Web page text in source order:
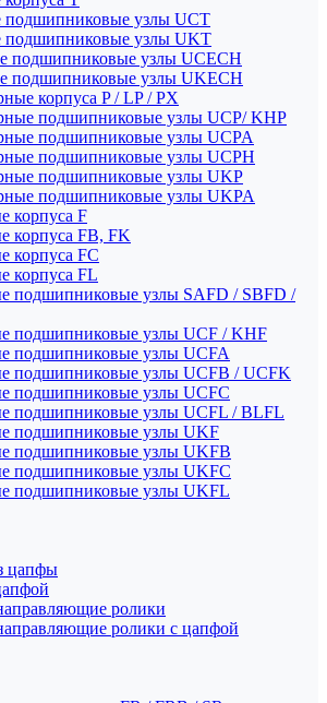
подшипниковые узлы UCT
подшипниковые узлы UKT
подшипниковые узлы UCECH
подшипниковые узлы UKECH
корпуса P / LP / PX
подшипниковые узлы UCP/ KHP
подшипниковые узлы UCPA
подшипниковые узлы UCPH
подшипниковые узлы UKP
подшипниковые узлы UKPA
корпуса F
корпуса FB, FK
корпуса FC
корпуса FL
подшипниковые узлы SAFD / SBFD /
подшипниковые узлы UCF / KHF
подшипниковые узлы UCFA
подшипниковые узлы UCFB / UCFK
подшипниковые узлы UCFC
подшипниковые узлы UCFL / BLFL
подшипниковые узлы UKF
подшипниковые узлы UKFB
подшипниковые узлы UKFC
подшипниковые узлы UKFL
цапфы
ролики
ролики с цапфой